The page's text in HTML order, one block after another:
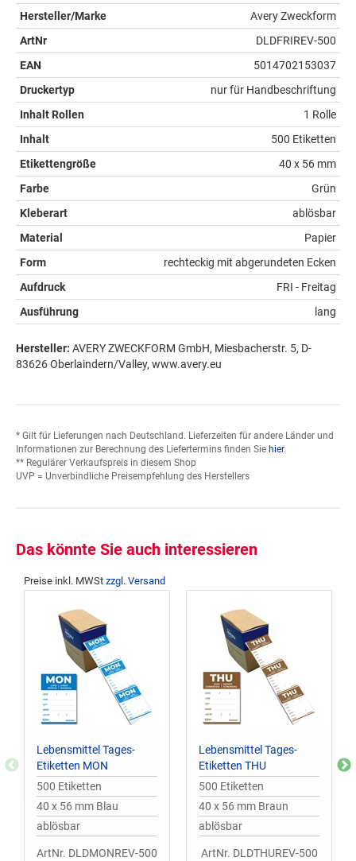
Hersteller/Marke
Avery Zweckform
ArtNr
DLDFRIREV-500
EAN
5014702153037
Druckertyp
nur für Handbeschriftung
Inhalt Rollen
1 Rolle
Inhalt
500 Etiketten
Etikettengröße
40 x 56 mm
Farbe
Grün
Kleberart
ablösbar
Material
Papier
Form
rechteckig mit abgerundeten Ecken
Aufdruck
FRI - Freitag
Ausführung
lang
Hersteller: AVERY ZWECKFORM GmbH, Miesbacherstr. 5, D-
83626 Oberlaindern/Valley, www.avery.eu
* Gilt für Lieferungen nach Deutschland. Lieferzeiten für andere Länder und
Informationen zur Berechnung des Liefertermins finden Sie hier.
** Regulärer Verkaufspreis in diesem Shop
UVP = Unverbindliche Preisempfehlung des Herstellers
Das könnte Sie auch interessieren
Preise inkl. MWSt zzgl. Versand
Lebensmittel Tages-
Etiketten MON
500 Etiketten
40 x 56 mm Blau
ablösbar
ArtNr. DLDMONREV-500
Lebensmittel Tages-
Etiketten THU
500 Etiketten
40 x 56 mm Braun
ablösbar
ArtNr. DLDTHUREV-500